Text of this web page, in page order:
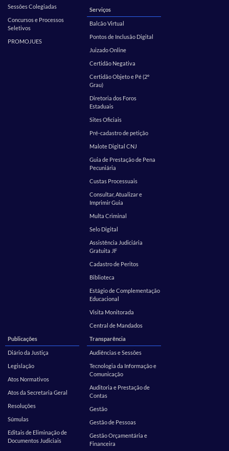
Sessões Colegiadas
Concursos e Processos
Seletivos
PROMOJUES
Serviços
Balcão Virtual
Pontos de Inclusão Digital
Juizado Online
Certidão Negativa
Certidão Objeto e Pé (2º
Grau)
Diretoria dos Foros
Estaduais
Sites Oficiais
Pré-cadastro de petição
Malote Digital CNJ
Guia de Prestação de Pena
Pecuniária
Custas Processuais
Consultar, Atualizar e
Imprimir Guia
Multa Criminal
Selo Digital
Assistência Judiciária
Gratuita JF
Cadastro de Peritos
Biblioteca
Estágio de Complementação
Educacional
Visita Monitorada
Central de Mandados
Publicações
Diário da Justiça
Legislação
Atos Normativos
Atos da Secretaria Geral
Resoluções
Súmulas
Editais de Eliminação de
Documentos Judiciais
Transparência
Audiências e Sessões
Tecnologia da Informação e
Comunicação
Auditoria e Prestação de
Contas
Gestão
Gestão de Pessoas
Gestão Orçamentária e
Financeira